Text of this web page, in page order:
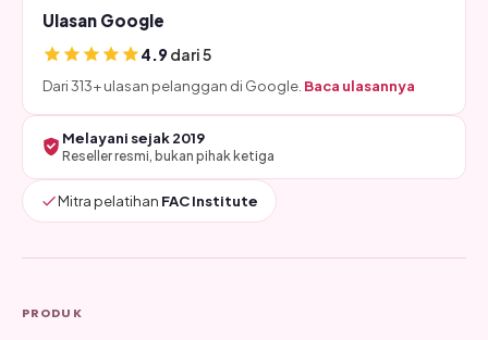
Ulasan Google
4.9dari 5
Dari 313+ ulasan pelanggan di Google. Baca ulasannya
Melayani sejak 2019
Reseller resmi, bukan pihak ketiga
Mitra pelatihan FAC Institute
PRODUK